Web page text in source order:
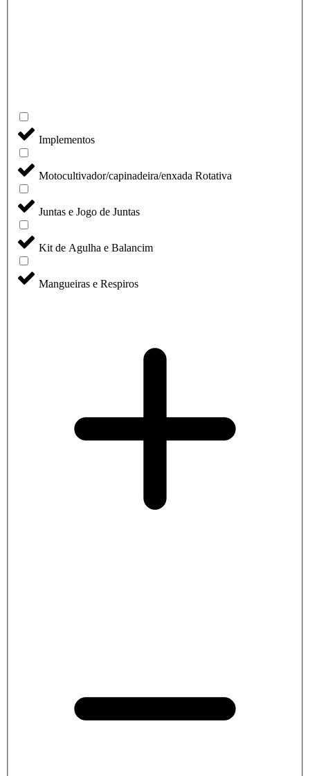
Implementos
Motocultivador/capinadeira/enxada Rotativa
Juntas e Jogo de Juntas
Kit de Agulha e Balancim
Mangueiras e Respiros